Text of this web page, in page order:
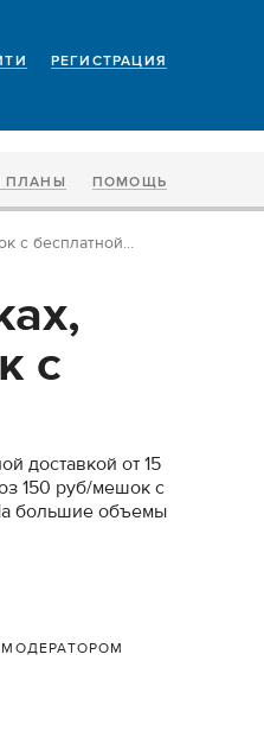
РЕГИСТРАЦИЯ
ПЛАНЫ ПОМОЩЬ
с бесплатной...
с
доставкой от 15
150 руб/мешок с
большие объемы